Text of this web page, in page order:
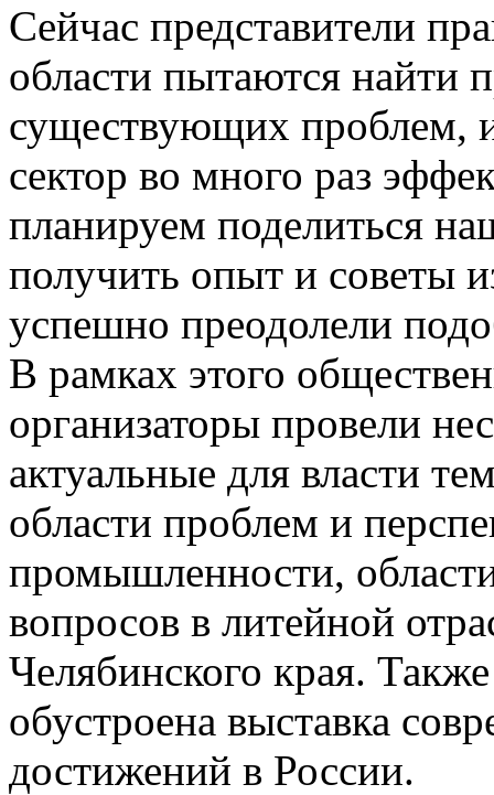
Сейчас представители
области пытаются найти
существующих проблем,
сектор во много раз
планируем поделиться
получить опыт и советы
успешно преодолели
В рамках этого
организаторы провели
актуальные для власти
области проблем и
промышленности,
вопросов в литейной
Челябинского края.
обустроена выставка
достижений в России.